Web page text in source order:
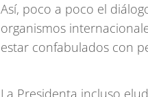
Así, poco a poco el
organismos
estar confabulados con
La Presidenta incluso